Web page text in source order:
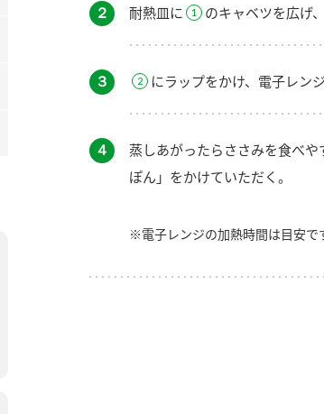
２ 耐熱皿に のキャベツを広げ
３ にラップをかけ、電子レン
４
蒸しあがったらささみを食べ
ぽん」をかけていただく。
※電子レンジの加熱時間は目安で